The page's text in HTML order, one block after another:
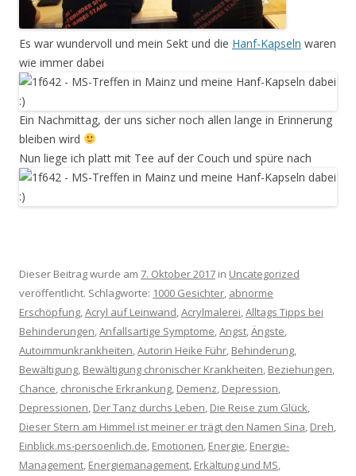
Es war wundervoll und mein Sekt und die Hanf-Kapseln waren
wie immer dabei
Ein Nachmittag, der uns sicher noch allen lange in Erinnerung
bleiben wird
Nun liege ich platt mit Tee auf der Couch und spüre nach
Dieser Beitrag wurde am 7. Oktober 2017 in Uncategorized
veröffentlicht. Schlagworte: 1000 Gesichter, abnorme
Erschöpfung,Acryl auf Leinwand,Acrylmalerei,Alltags Tipps bei
Behinderungen,Anfallsartige Symptome,Angst,Ängste,
Autoimmunkrankheiten,Autorin Heike Führ, Behinderung,
Bewältigung, Bewältigung chronischer Krankheiten, Beziehungen,
Chance, chronische Erkrankung, Demenz, Depression,
Depressionen, Der Tanz durchs Leben, Die Reise zum Glück,
Dieser Stern am Himmel ist meiner er trägt den Namen Sina, Dreh,
Einblick.ms-persoenlich.de, Emotionen, Energie, Energie-
Management, Energiemanagement, Erkältung und MS,